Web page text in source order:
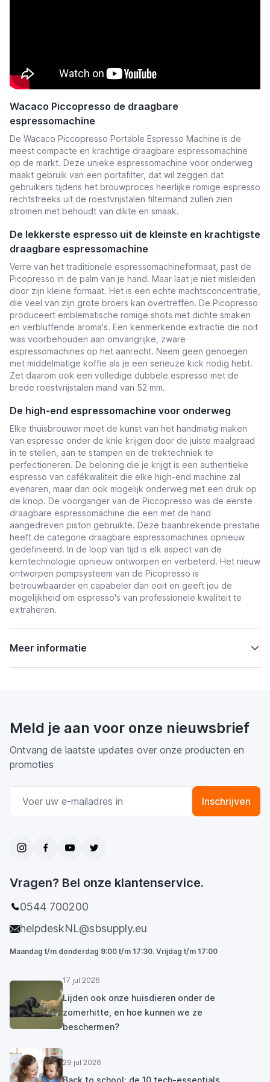
Wacaco Piccopresso de draagbare
espressomachine
De Wacaco Piccopresso Portable Espresso Machine is de
meest compacte en krachtige draagbare espressomachine
op de markt. Deze unieke espressomachine voor onderweg
maakt gebruik van een portafilter, dat wil zeggen dat
gebruikers tijdens het brouwproces heerlijke romige espresso
rechtstreeks uit de roestvrijstalen filtermand zullen zien
stromen met behoudt van dikte en smaak.
De lekkerste espresso uit de kleinste en krachtigste
draagbare espressomachine
Verre van het traditionele espressomachineformaat, past de
Picopresso in de palm van je hand. Maar laat je niet misleiden
door zijn kleine formaat. Het is een echte machtsconcentratie,
die veel van zijn grote broers kan overtreffen. De Picopresso
produceert emblematische romige shots met dichte smaken
en verbluffende aroma's. Een kenmerkende extractie die ooit
was voorbehouden aan omvangrijke, zware
espressomachines op het aanrecht. Neem geen genoegen
met middelmatige koffie als je een serieuze kick nodig hebt.
Zet daarom ook een volledige dubbele espresso met de
brede roestvrijstalen mand van 52 mm.
De high-end espressomachine voor onderweg
Elke thuisbrouwer moet de kunst van het handmatig maken
van espresso onder de knie krijgen door de juiste maalgraad
in te stellen, aan te stampen en de trektechniek te
perfectioneren. De beloning die je krijgt is een authentieke
espresso van cafékwaliteit die elke high-end machine zal
evenaren, maar dan ook mogelijk onderweg met een druk op
de knop. De voorganger van de Piccopresso was de eerste
draagbare espressomachine die een met de hand
aangedreven piston gebruikte. Deze baanbrekende prestatie
heeft de categorie draagbare espressomachines opnieuw
gedefinieerd. In de loop van tijd is elk aspect van de
kerntechnologie opnieuw ontworpen en verbeterd. Het nieuw
ontworpen pompsysteem van de Picopresso is
betrouwbaarder en capabeler dan ooit en geeft jou de
mogelijkheid om espresso's van professionele kwaliteit te
extraheren.
Meer informatie
Meld je aan voor onze nieuwsbrief
Ontvang de laatste updates over onze producten en
promoties
Inschrijven
Vragen? Bel onze klantenservice.
0544 700200
helpdeskNL@sbsupply.eu
Maandag t/m donderdag 9:00 t/m 17:30. Vrijdag t/m 17:00
17 jul 2026
Lijden ook onze huisdieren onder de
zomerhitte, en hoe kunnen we ze
beschermen?
29 jul 2026
Back to school: de 10 tech-essentials